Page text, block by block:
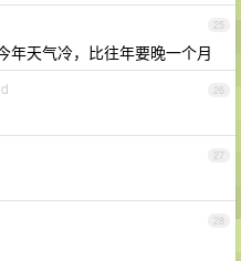
25
年天气冷，比往年要晚一个月
26
27
28